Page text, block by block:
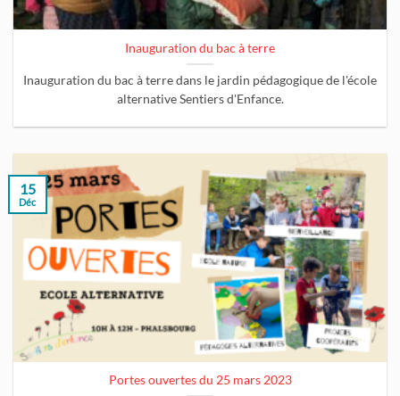
Inauguration du bac à terre
Inauguration du bac à terre dans le jardin pédagogique de l'école
alternative Sentiers d'Enfance.
Portes ouvertes du 25 mars 2023
15
Déc